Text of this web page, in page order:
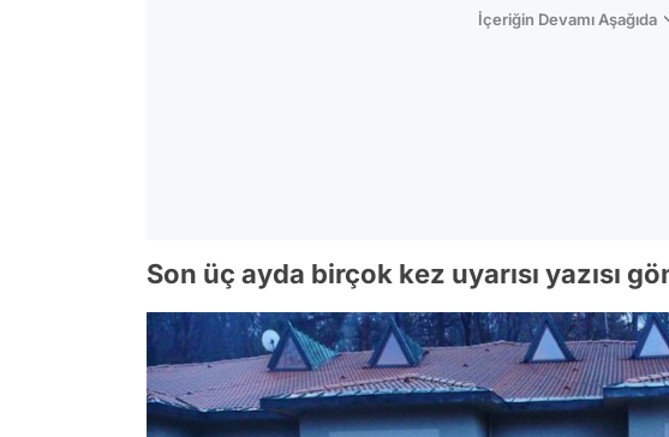
İçeriğin Devamı Aşağıda
Son üç ayda birçok kez uyarısı yazısı